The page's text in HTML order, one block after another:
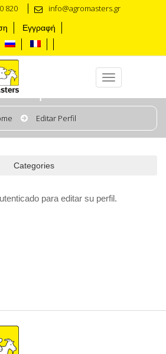
820 info@agromasters.gr
Εγγραφή
perfil
Editar Perfil
Categories
para editar su perfil.